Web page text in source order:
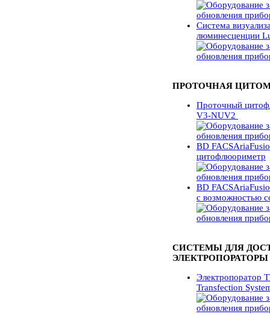
Система
люминесценции
ПРОТОЧНАЯ
Проточный
V3-NUV2
BD
цитофлюориметр
BD
с возможностью
СИСТЕМЫ ДЛЯ
ЭЛЕКТРОПОРАТОРЫ
Электропоратор
Transfection